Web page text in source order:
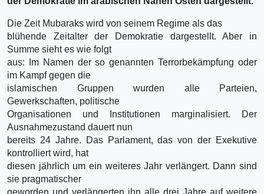
Die Zeit Mubaraks wird von seinem Regime als das
blühende Zeitalter der Demokratie dargestellt. Aber in
Summe sieht es wie folgt
aus: Im Namen der so genannten Terrorbekämpfung oder
im Kampf gegen die
islamischen Gruppen wurden alle Parteien,
Gewerkschaften, politische
Organisationen und Institutionen marginalisiert. Der
Ausnahmezustand dauert nun
bereits 24 Jahre. Das Parlament, das von der Exekutive
kontrolliert wird, hat
diesen jährlich um ein weiteres Jahr verlängert. Dann sind
sie pragmatischer
geworden und verlängerten ihn alle drei Jahre auf weitere